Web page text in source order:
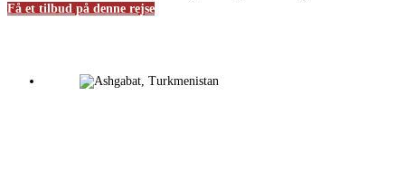
Få et tilbud på denne rejse